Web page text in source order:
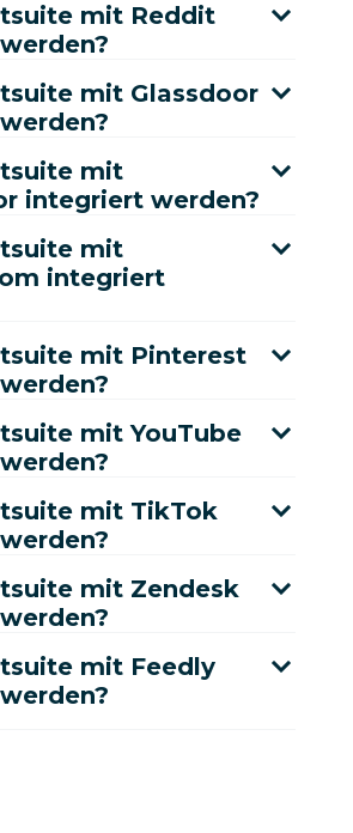
mit Reddit
mit Glassdoor
mit
integriert werden?
mit
integriert
mit Pinterest
mit YouTube
mit TikTok
mit Zendesk
mit Feedly